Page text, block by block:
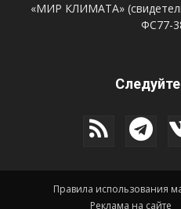
«МИР КЛИМАТА»
ФС77-
Правила использования
Реклама на сайте